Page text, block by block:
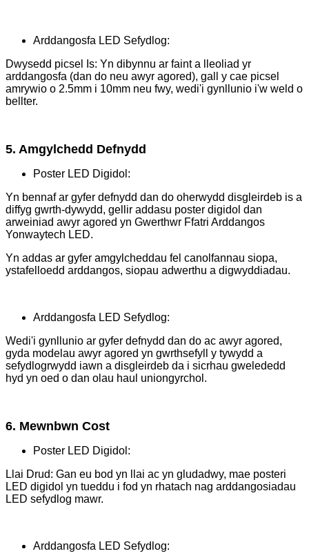
Arddangosfa LED Sefydlog:
Dwysedd picsel Is: Yn dibynnu ar faint a lleoliad yr
arddangosfa (dan do neu awyr agored), gall y cae picsel
amrywio o 2.5mm i 10mm neu fwy, wedi'i gynllunio i'w weld o
bellter.
5. Amgylchedd Defnydd
Poster LED Digidol:
Yn bennaf ar gyfer defnydd dan do oherwydd disgleirdeb is a
diffyg gwrth-dywydd, gellir addasu poster digidol dan
arweiniad awyr agored yn Gwerthwr Ffatri Arddangos
Yonwaytech LED.
Yn addas ar gyfer amgylcheddau fel canolfannau siopa,
ystafelloedd arddangos, siopau adwerthu a digwyddiadau.
Arddangosfa LED Sefydlog:
Wedi'i gynllunio ar gyfer defnydd dan do ac awyr agored,
gyda modelau awyr agored yn gwrthsefyll y tywydd a
sefydlogrwydd iawn a disgleirdeb da i sicrhau gwelededd
hyd yn oed o dan olau haul uniongyrchol.
6. Mewnbwn Cost
Poster LED Digidol:
Llai Drud: Gan eu bod yn llai ac yn gludadwy, mae posteri
LED digidol yn tueddu i fod yn rhatach nag arddangosiadau
LED sefydlog mawr.
Arddangosfa LED Sefydlog: